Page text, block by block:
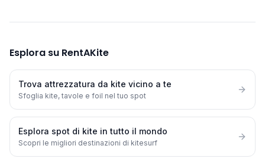
Esplora su RentAKite
Trova attrezzatura da kite vicino a te
Sfoglia kite, tavole e foil nel tuo spot
Esplora spot di kite in tutto il mondo
Scopri le migliori destinazioni di kitesurf